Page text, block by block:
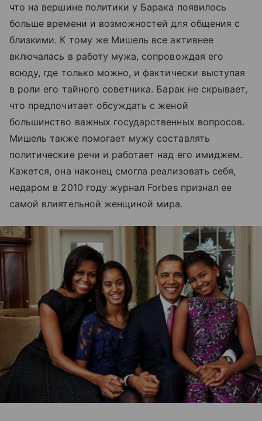
что на вершине политики у Барака появилось
больше времени и возможностей для общения с
близкими. К тому же Мишель все активнее
включалась в работу мужа, сопровождая его
всюду, где только можно, и фактически выступая
в роли его тайного советника. Барак не скрывает,
что предпочитает обсуждать с женой
большинство важных государственных вопросов.
Мишель также помогает мужу составлять
политические речи и работает над его имиджем.
Кажется, она наконец смогла реализовать себя,
недаром в 2010 году журнал Forbes признал ее
самой влиятельной женщиной мира.